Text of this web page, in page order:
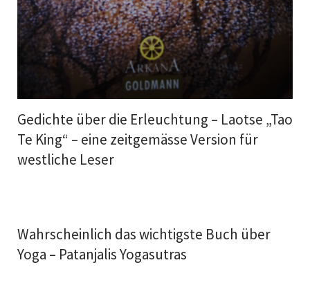
Gedichte über die Erleuchtung – Laotse „Tao
Te King“ – eine zeitgemässe Version für
westliche Leser
Wahrscheinlich das wichtigste Buch über
Yoga – Patanjalis Yogasutras